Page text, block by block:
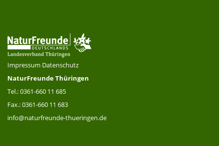
Impressum Datenschutz
NaturFreunde Thüringen
Tel.: 0361-660 11 685
Fax.: 0361-660 11 683
info@naturfreunde-thueringen.de